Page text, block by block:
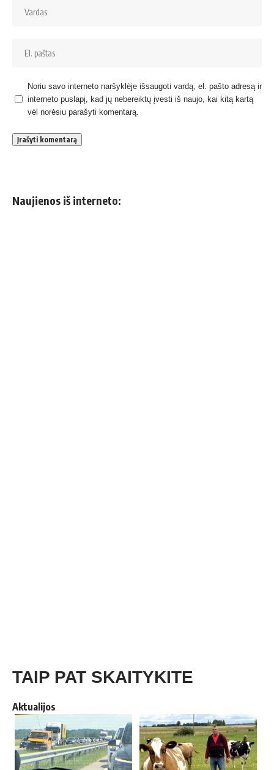
Noriu savo interneto naršyklėje išsaugoti vardą, el. pašto adresą ir
interneto puslapį, kad jų nebereiktų įvesti iš naujo, kai kitą kartą
vėl norėsiu parašyti komentarą.
Naujienos iš interneto:
TAIP PAT SKAITYKITE
Aktualijos